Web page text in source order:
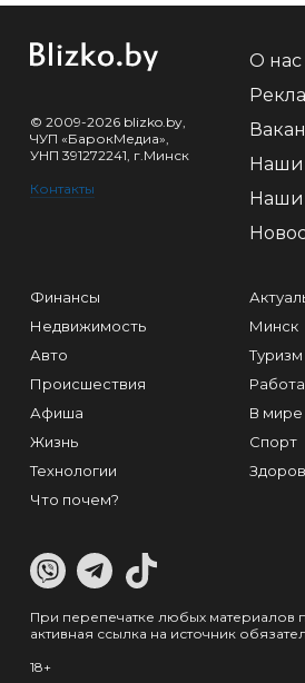
© 2009-2026 blizko.by,
ЧУП «БарокМедиа»,
УНП 391272241, г.Минск
Контакты
О нас
Наши
Наши
Финансы
Недвижимость
Авто
Происшествия
Афиша
Жизнь
Технологии
Что почем?
Минск
Туризм
Работа
В мире
Спорт
При перепечатке любых материалов
активная ссылка на источник
18+